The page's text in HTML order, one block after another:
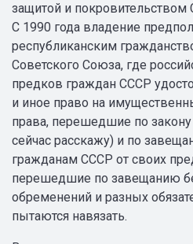
защитой и покровительством
С 1990 года владение
республиканским
Советского Союза, где
предков граждан СССР
и иное право на
права, перешедшие по
сейчас расскажу) и по
гражданам СССР от своих
перешедшие по завещанию
обременений и разных
пытаются навязать.